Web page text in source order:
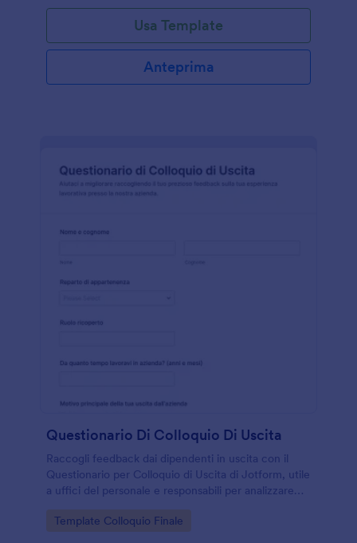
Usa Template
Anteprima
Questionario Di Colloquio Di Uscita
Raccogli feedback dai dipendenti in uscita con il
Questionario per Colloquio di Uscita di Jotform, utile
a uffici del personale e responsabili per analizzare
motivazioni, clima interno e opportunità di
miglioramento.
Go to Category:
Template Colloquio Finale